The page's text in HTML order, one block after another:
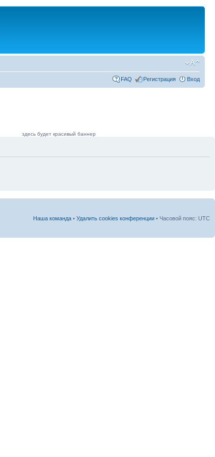
FAQ Регистрация Вход
здесь будет красивый баннер
Наша команда • Удалить cookies конференции • Часовой пояс: UTC